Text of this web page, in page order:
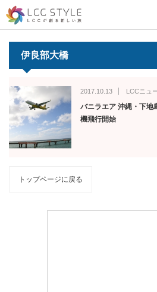
伊良部大橋
2017.10.13 LCCニュ
バニラエア 沖縄・下地
機飛行開始
トップページに戻る